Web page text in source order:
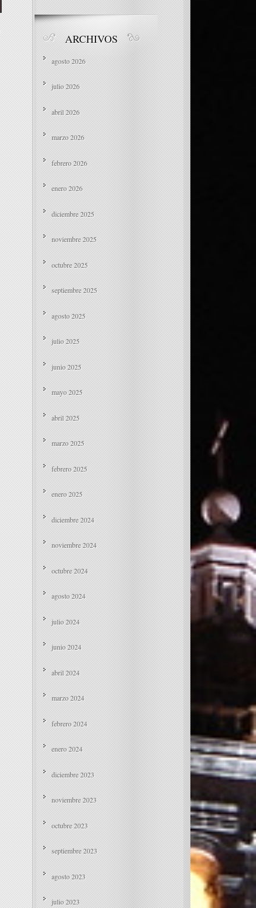
ARCHIVOS
agosto 2026
julio 2026
abril 2026
marzo 2026
febrero 2026
enero 2026
diciembre 2025
noviembre 2025
octubre 2025
septiembre 2025
agosto 2025
julio 2025
junio 2025
mayo 2025
abril 2025
marzo 2025
febrero 2025
enero 2025
diciembre 2024
noviembre 2024
octubre 2024
agosto 2024
julio 2024
junio 2024
abril 2024
marzo 2024
febrero 2024
enero 2024
diciembre 2023
noviembre 2023
octubre 2023
septiembre 2023
agosto 2023
julio 2023